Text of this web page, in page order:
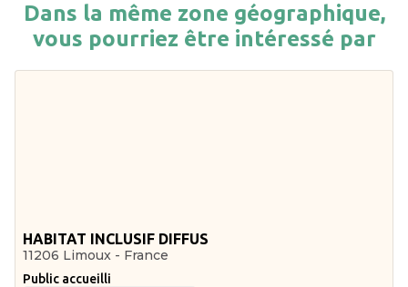
Dans la même zone géographique,
vous pourriez être intéressé par
HABITAT INCLUSIF DIFFUS
11206 Limoux - France
Public accueilli